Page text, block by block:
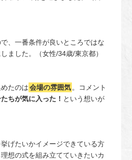
、一番条件が良いところではな
ました。（女性/34歳/東京都）
たのは 会場の雰囲気 。コメント
ちが気に入った！ という想いが
げたいかイメージできている方
想の式を組み立てていきたいカ